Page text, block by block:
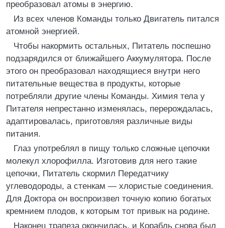
преобразовал атомы в энергию.
Из всех членов Команды только Двигатель питался
атомной энергией.
Чтобы накормить остальных, Питатель поспешно
подзарядился от ближайшего Аккумулятора. После
этого он преобразовал находящиеся внутри него
питательные вещества в продукты, которые
потребляли другие члены Команды. Химия тела у
Питателя непрестанно изменялась, перерождалась,
адаптировалась, приготовляя различные виды
питания.
Глаз употреблял в пищу только сложные цепочки
молекул хлорофилла. Изготовив для него такие
цепочки, Питатель скормил Передатчику
углеводороды, а стенкам — хлористые соединения.
Для Доктора он воспроизвел точную копию богатых
кремнием плодов, к которым тот привык на родине.
Наконец трапеза окончилась, и Корабль снова был